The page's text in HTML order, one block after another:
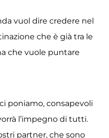
vuol dire credere nel
che è già tra le
che vuole puntare
poniamo, consapevoli
l’impegno di tutti.
partner, che sono